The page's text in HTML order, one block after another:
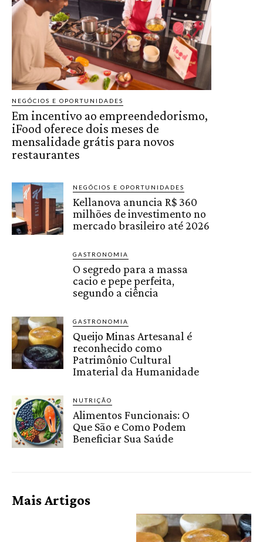
NEGÓCIOS E OPORTUNIDADES
Em incentivo ao empreendedorismo,
iFood oferece dois meses de
mensalidade grátis para novos
restaurantes
NEGÓCIOS E OPORTUNIDADES
Kellanova anuncia R$ 360
milhões de investimento no
mercado brasileiro até 2026
GASTRONOMIA
O segredo para a massa
cacio e pepe perfeita,
segundo a ciência
GASTRONOMIA
Queijo Minas Artesanal é
reconhecido como
Patrimônio Cultural
Imaterial da Humanidade
NUTRIÇÃO
Alimentos Funcionais: O
Que São e Como Podem
Beneficiar Sua Saúde
Mais Artigos